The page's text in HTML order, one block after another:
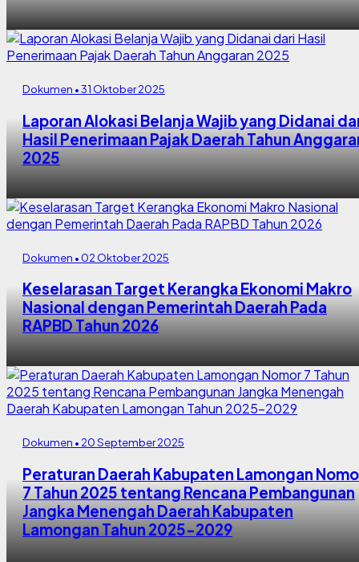
Dokumen • 31 Oktober 2025
Laporan Alokasi Belanja Wajib yang Didanai
Hasil Penerimaan Pajak Daerah Tahun
2025
Dokumen • 02 Oktober 2025
Keselarasan Target Kerangka Ekonomi Makro
Nasional dengan Pemerintah Daerah Pada
RAPBD Tahun 2026
Dokumen • 20 September 2025
Peraturan Daerah Kabupaten Lamongan
7 Tahun 2025 tentang Rencana Pembangunan
Jangka Menengah Daerah Kabupaten
Lamongan Tahun 2025-2029